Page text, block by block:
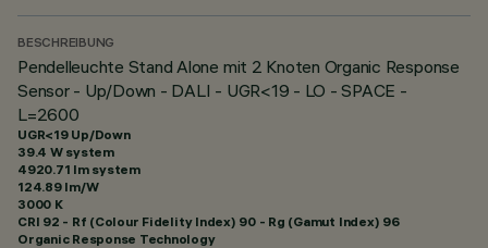
BESCHREIBUNG
Pendelleuchte Stand Alone mit 2 Knoten Organic Response
Sensor - Up/Down - DALI - UGR<19 - LO - SPACE -
L=2600
UGR<19 Up/Down
39.4 W system
4920.71 lm system
124.89 lm/W
3000 K
CRI 92 - Rf (Colour Fidelity Index) 90 - Rg (Gamut Index) 96
Organic Response Technology